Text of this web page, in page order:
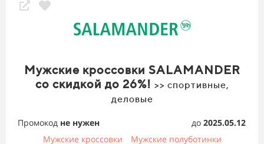
Мужские кроссовки SALAMANDER
со скидкой до 26%! >> спортивные,
деловые
Промокод не нужен до 2025.05.12
Мужские кроссовки
Мужские полуботинки